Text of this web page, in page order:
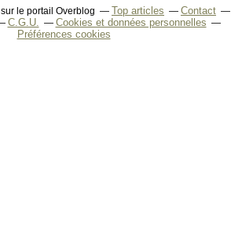
sur le portail Overblog Top articles
Contact
C.G.U.
Cookies et données personnelles
Préférences cookies